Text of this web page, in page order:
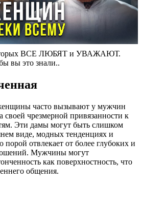
ВСЕ ЛЮБЯТ и УВАЖАЮТ.
вы это знали..
часто вызывают у мужчин
своей чрезмерной привязанности к
Эти дамы могут быть слишком
виде, модных тенденциях и
порой отвлекает от более глубоких и
Мужчины могут
как поверхностность, что
общения.